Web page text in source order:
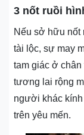
3 nốt ruồi
Nếu sở hữu nốt
tài lộc, sự may
tam giác ở
tương lai rộng
người khác
trên yêu mến.